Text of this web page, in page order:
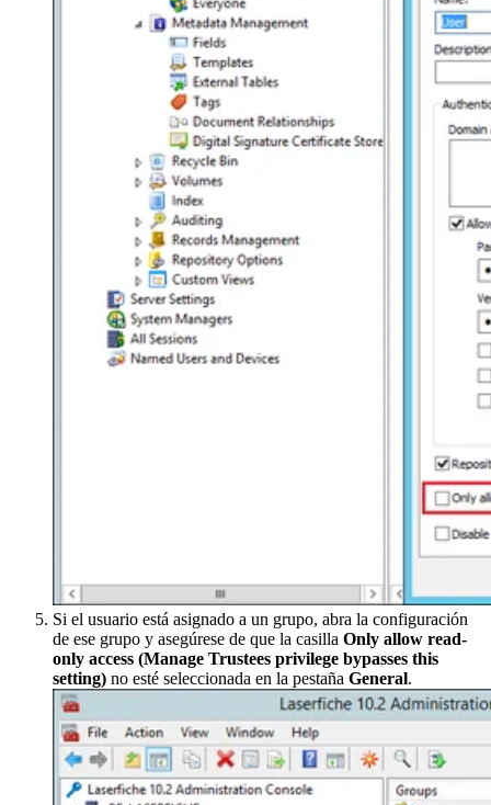
Si el usuario está asignado a un grupo, abra la configuración
de ese grupo y asegúrese de que la casilla Only allow read-
only access (Manage Trustees privilege bypasses this
setting) no esté seleccionada en la pestaña General.